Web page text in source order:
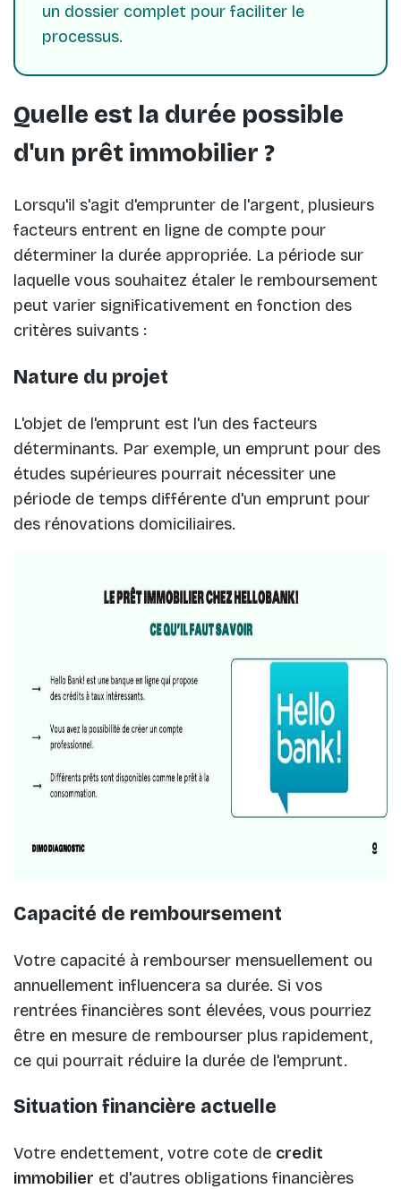
un dossier complet pour faciliter le
processus.
Quelle est la durée possible
d'un prêt immobilier ?
Lorsqu'il s'agit d'emprunter de l'argent, plusieurs
facteurs entrent en ligne de compte pour
déterminer la durée appropriée. La période sur
laquelle vous souhaitez étaler le remboursement
peut varier significativement en fonction des
critères suivants :
Nature du projet
L'objet de l'emprunt est l'un des facteurs
déterminants. Par exemple, un emprunt pour des
études supérieures pourrait nécessiter une
période de temps différente d'un emprunt pour
des rénovations domiciliaires.
Capacité de remboursement
Votre capacité à rembourser mensuellement ou
annuellement influencera sa durée. Si vos
rentrées financières sont élevées, vous pourriez
être en mesure de rembourser plus rapidement,
ce qui pourrait réduire la durée de l'emprunt.
Situation financière actuelle
Votre endettement, votre cote de credit
immobilier et d'autres obligations financières